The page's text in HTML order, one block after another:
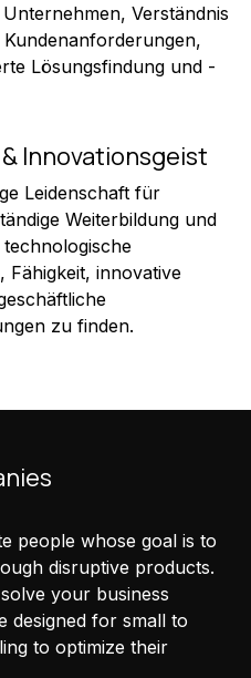
Verständnis
Lösungsfindung und -
Innovationsgeist
Leidenschaft für
Weiterbildung und
Fähigkeit, innovative
zu finden.
people whose goal is to
disruptive products.
your business
designed for small to
to optimize their